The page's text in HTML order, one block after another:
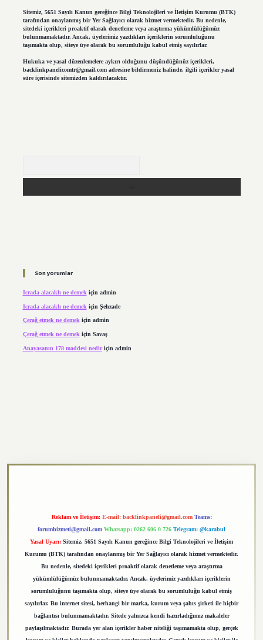
Sitemiz, 5651 Sayılı Kanun gereğince Bilgi Teknolojileri ve İletişim Kurumu (BTK)
tarafından onaylanmış bir Yer Sağlayıcı olarak hizmet vermektedir. Bu nedenle,
sitedeki içerikleri proaktif olarak denetleme veya araştırma yükümlülüğümüz
bulunmamaktadır. Ancak, üyelerimiz yazdıkları içeriklerin sorumluluğunu
taşımakta olup, siteye üye olarak bu sorumluluğu kabul etmiş sayılırlar.
Hukuka ve yasal düzenlemelere aykırı olduğunu düşündüğünüz içerikleri,
backlinkpanelicomtr@gmail.comadresine bildirmeniz halinde, ilgili içerikler yasal
süre içerisinde sitemizden kaldırılacaktır.
Son yorumlar
Icrada alacaklı ne demek için admin
Icrada alacaklı ne demek için Şehzade
Çerağ etmek ne demekiçin admin
Çerağ etmek ne demek için Savaş
Anayasanın 178 maddesi nediriçin admin
Reklam ve İletişim: E-mail: backlinkpaneli@gmail.com Teams:
forumhizmeti@gmail.com Whatsapp: 0262 606 0 726 Telegram: @karabul
Yasal Uyarı: Sitemiz, 5651 Sayılı Kanun gereğince Bilgi Teknolojileri ve İletişim
Kurumu (BTK) tarafından onaylanmış bir Yer Sağlayıcı olarak hizmet vermektedir.
Bu nedenle, sitedeki içerikleri proaktif olarak denetleme veya araştırma
yükümlülüğümüz bulunmamaktadır. Ancak, üyelerimiz yazdıkları içeriklerin
sorumluluğunu taşımakta olup, siteye üye olarak bu sorumluluğu kabul etmiş
sayılırlar. Bu internet sitesi, herhangi bir marka, kurum veya şahıs şirketi ile hiçbir
bağlantısı bulunmamaktadır. Sitede yalnızca kendi hazırladığımız makaleler
paylaşılmaktadır. Burada yer alan içerikler haber niteliği taşımamakta olup, gerçek